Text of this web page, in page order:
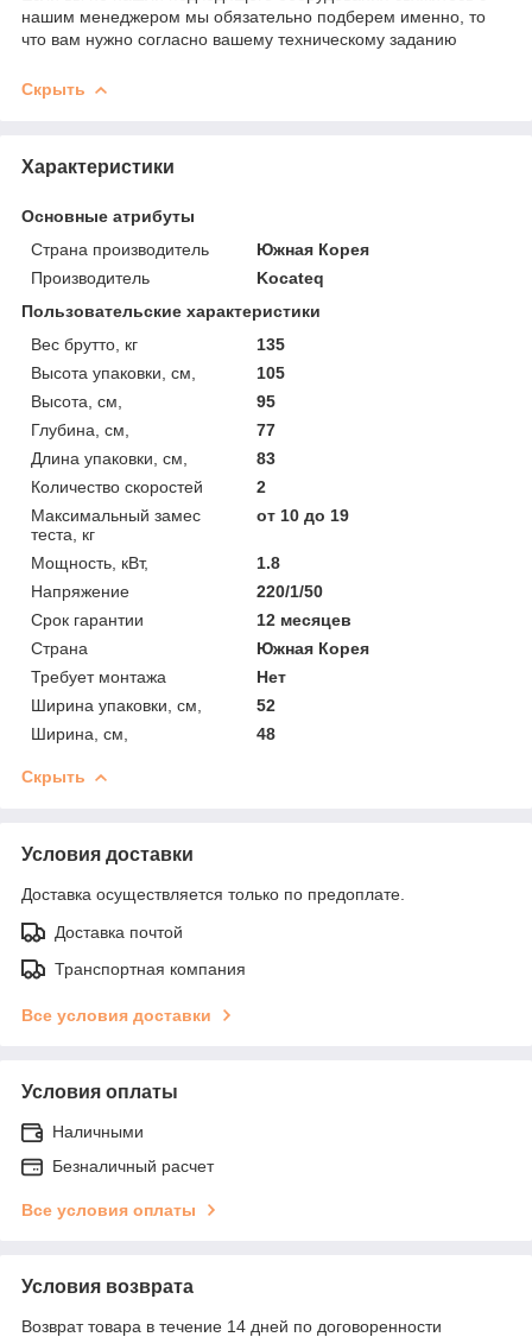
нашим менеджером мы обязательно подберем именно, то
что вам нужно согласно вашему техническому заданию
Скрыть
Характеристики
Основные атрибуты
Страна производитель
Южная Корея
Производитель
Kocateq
Пользовательские характеристики
Вес брутто, кг
135
Высота упаковки, см,
105
Высота, см,
95
Глубина, см,
77
Длина упаковки, см,
83
Количество скоростей
2
Максимальный замес
теста, кг
от 10 до 19
Мощность, кВт,
1.8
Напряжение
220/1/50
Срок гарантии
12 месяцев
Страна
Южная Корея
Требует монтажа
Нет
Ширина упаковки, см,
52
Ширина, см,
48
Скрыть
Условия доставки
Доставка осуществляется только по предоплате.
Доставка почтой
Транспортная компания
Все условия доставки
Условия оплаты
Наличными
Безналичный расчет
Все условия оплаты
Условия возврата
Возврат товара в течение 14 дней по договоренности